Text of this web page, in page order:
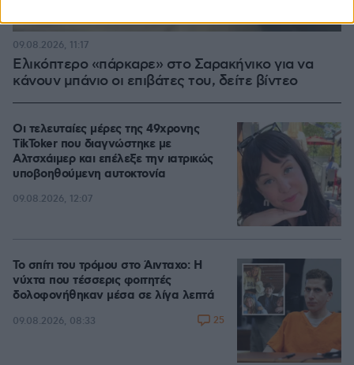
Ελικόπτερο «πάρκαρε» στο Σαρακήνικο για να
κάνουν μπάνιο οι επιβάτες του, δείτε βίντεο
09.08.2026, 11:17
Οι τελευταίες μέρες της 49χρονης
TikToker που διαγνώστηκε με
Αλτσχάιμερ και επέλεξε την ιατρικώς
υποβοηθούμενη αυτοκτονία
09.08.2026, 12:07
Το σπίτι του τρόμου στο Άινταχο: Η
νύχτα που τέσσερις φοιτητές
δολοφονήθηκαν μέσα σε λίγα λεπτά
09.08.2026, 08:33 25